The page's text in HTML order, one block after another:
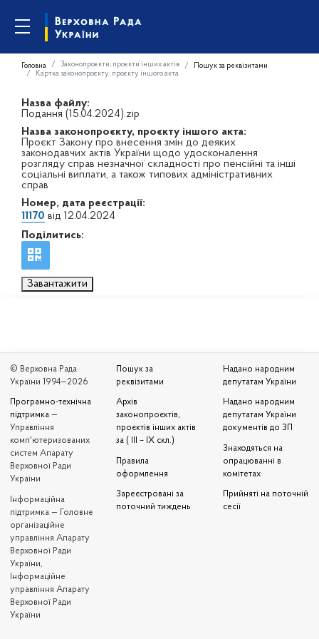
Головна Законопроєкти, проєкти інших актів
Пошук за реквізитами
Картка законопроєкту, проєкту іншого акта
Назва файлу:
Подання (15.04.2024).zip
Назва законопроєкту, проєкту іншого акта:
Проєкт Закону про внесення змін до деяких
законодавчих актів України щодо удосконалення
розгляду справ незначної складності про пенсійні та інші
соціальні виплати, а також типових адміністративних
справ
Номер, дата реєстрації:
11170 від 12.04.2024
Поділитись:
Завантажити
© Верховна Рада
України 1994—2026
Програмно-технічна
підтримка —
Управління
комп'ютеризованих
систем Апарату
Верховної Ради
України
Iнформаційна
підтримка — Головне
організаційне
управління Апарату
Верховної Ради
України,
Інформаційне
управління Апарату
Верховної Ради
України
Пошук за
реквізитами
Архів
законопроєктів,
проєктів інших актів
за ( III – IX скл.)
Правила
оформлення
Зареєстровані за
поточний тиждень
Надано народним
депутатам України
Надано народним
депутатам України
документів до ЗП
Знаходяться на
опрацюванні в
комітетах
Прийняті на поточній
сесії